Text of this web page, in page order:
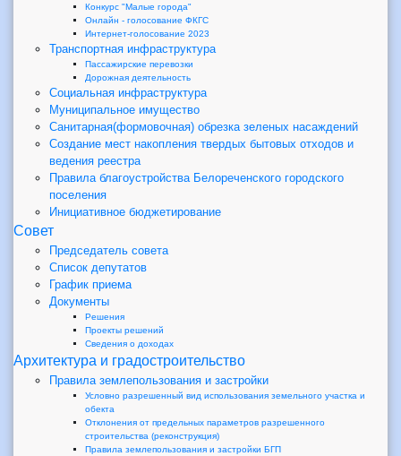
Конкурс "Малые города"
Онлайн - голосование ФКГС
Интернет-голосование 2023
Транспортная инфраструктура
Пассажирские перевозки
Дорожная деятельность
Социальная инфраструктура
Муниципальное имущество
Санитарная(формовочная) обрезка зеленых насаждений
Создание мест накопления твердых бытовых отходов и
ведения реестра
Правила благоустройства Белореченского городского
поселения
Инициативное бюджетирование
Совет
Председатель совета
Список депутатов
График приема
Документы
Решения
Проекты решений
Сведения о доходах
Архитектура и градостроительство
Правила землепользования и застройки
Условно разрешенный вид использования земельного участка и
обекта
Отклонения от предельных параметров разрешенного
строительства (реконструкция)
Правила землепользования и застройки БГП